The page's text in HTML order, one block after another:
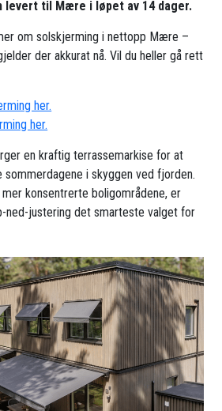
levert til Mære i løpet av 14 dager.
om solskjerming i nettopp Mære –
der akkurat nå. Vil du heller gå rett
her.
her.
en kraftig terrassemarkise for at
sommerdagene i skyggen ved fjorden.
mer konsentrerte boligområdene, er
ned-justering det smarteste valget for